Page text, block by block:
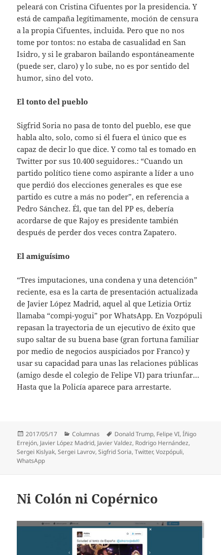
peleará con Cristina Cifuentes por la presidencia. Y
está de campaña legítimamente, moción de censura
a la propia Cifuentes, incluida. Pero que no nos
tome por tontos: no estaba de casualidad en San
Isidro, y si le grabaron bailando espontáneamente
(puede ser, claro) y lo sube, no es por sentido del
humor, sino del voto.
El tonto del pueblo
Sigfrid Soria no pasa de tonto del pueblo, ese que
habla alto, solo, como si él fuera el único que es
capaz de decir lo que dice. Y como tal es tomado en
Twitter por sus 10.400 seguidores.: “Cuando un
partido político tiene como aspirante a líder a uno
que perdió dos elecciones generales es que ese
partido es cutre a más no poder”, en referencia a
Pedro Sánchez. Él, que tan del PP es, debería
acordarse de que Rajoy es presidente también
después de perder dos veces contra Zapatero.
El amiguísimo
“Tres imputaciones, una condena y una detención”
reciente, esa es la carta de presentación actualizada
de Javier López Madrid, aquel al que Letizia Ortiz
llamaba “compi-yogui” por WhatsApp. En Vozpópuli
repasan la trayectoria de un ejecutivo de éxito que
supo saltar de su buena base (gran fortuna familiar
por medio de negocios auspiciados por Franco) y
usar su capacidad para unas las relaciones públicas
(amigo desde el colegio de Felipe VI) para triunfar…
Hasta que la Policía aparece para arrestarte.
Publicado
el
2017/05/17 Categorías
Columnas Etiquetas
Donald Trump, Felipe VI,Íñigo
Errejón, Javier López Madrid, Javier Valdez, Rodrigo Hernández,
Sergei Kislyak,Sergei Lavrov,Sigfrid Soria,Twitter,Vozpópuli,
WhatsApp
Ni Colón ni Copérnico